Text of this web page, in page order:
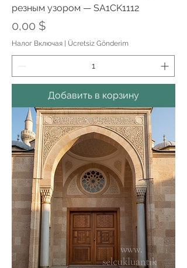
резным узором — SA1CK1112
Цена
0,00 $
Налог Включая | Ücretsiz Gönderim
Добавить в корзину